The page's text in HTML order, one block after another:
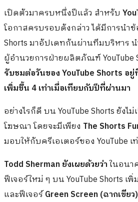
เปิดตัวมาครบหนึ่งปีแล้ว สำหรับ
โอกาสครบรอบดังกล่าว ได้มีการนำข้
Shorts มาอัปเดทกันผ่านทีมบริหาร น
ผู้อำนวยการฝ่ายผลิตภัณฑ์ YouTube
รับชมต่อวันของ YouTube Shorts อ
เพิ่มขึ้น 4 เท่าเมื่อเทียบกับปีที่ผ่านมา
อย่างไรก็ดี บน YouTube Shorts ยังไ
โฆษณา โดยจะมีเพียง The Shorts
มอบให้กับครีเอเตอร์ของ YouTube เ
Todd Sherman ยังเผยด้วยว่าในอนา
ฟีเจอร์ใหม่ ๆ บน YouTube Shorts เ
และฟีเจอร์Green Screen (ฉากเขียว)